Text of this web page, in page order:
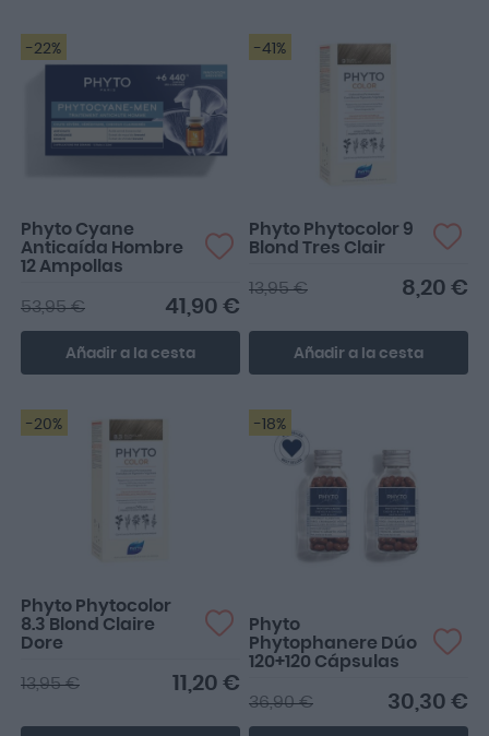
-22%
Phyto Cyane
Anticaída Hombre
12 Ampollas
41,90 €
53,95 €
Añadir a la cesta
-41%
Phyto Phytocolor 9
Blond Tres Clair
8,20 €
13,95 €
Añadir a la cesta
-20%
Phyto Phytocolor
8.3 Blond Claire
Dore
11,20 €
13,95 €
-18%
Cápsulas para cabello y
uñas. No son milagrosas
Phyto
Phytophanere Dúo
120+120 Cápsulas
30,30 €
36,90 €